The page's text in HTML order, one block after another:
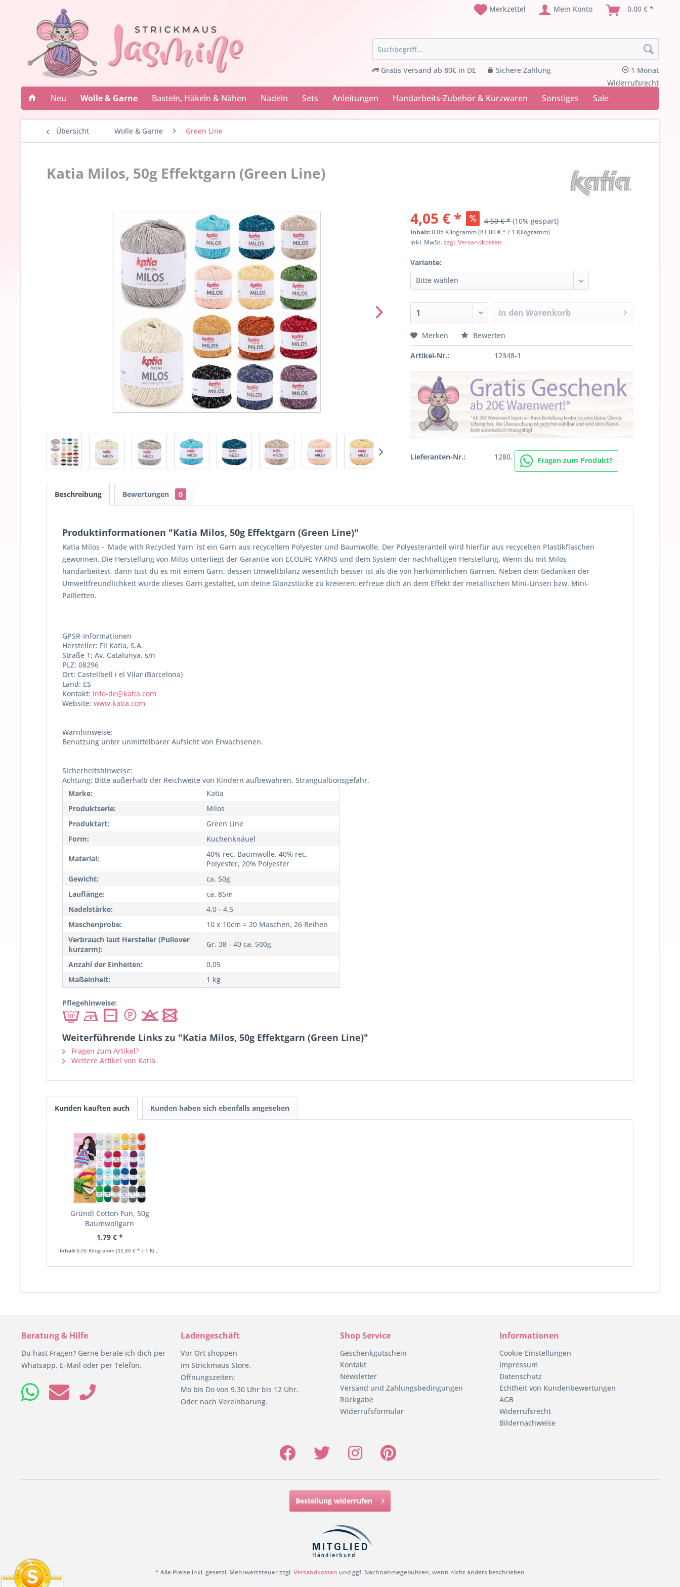
Merkzettel Mein Konto 0,00 € *
Gratis Versand ab 80€ in DE Sichere Zahlung
1 Monat
Widerrufsrecht
Neu Wolle & Garne Basteln, Häkeln & Nähen Nadeln Sets Anleitungen Handarbeits-Zubehör & Kurzwaren Sonstiges Sale
Übersicht Wolle & Garne Green Line
Katia Milos, 50g Effektgarn (Green Line)
4,05 € * 4,50 € * (10% gespart)
Inhalt:0.05 Kilogramm (81,00 € * / 1 Kilogramm)
inkl. MwSt.zzgl. Versandkosten
Variante:
In den Warenkorb
Merken Bewerten
Artikel-Nr.: 12348-1
Lieferanten-Nr.: 1280. Fragen zum Produkt?
Beschreibung Bewertungen 0
Produktinformationen "Katia Milos, 50g Effektgarn (Green Line)"
Katia Milos - 'Made with Recycled Yarn' ist ein Garn aus recyceltem Polyester und Baumwolle. Der Polyesteranteil wird hierfür aus recycelten Plastikflaschen
gewonnen. Die Herstellung von Milos unterliegt der Garantie von ECOLIFE YARNS und dem System der nachhaltigen Herstellung. Wenn du mit Milos
handarbeitest, dann tust du es mit einem Garn, dessen Umweltbilanz wesentlich besser ist als die von herkömmlichen Garnen. Neben dem Gedanken der
Umweltfreundlichkeit wurde dieses Garn gestaltet, um deine Glanzstücke zu kreieren: erfreue dich an dem Effekt der metallischen Mini-Linsen bzw. Mini-
Pailletten.
GPSR-Informationen
Hersteller: Fil Katia, S.A.
Straße 1: Av. Catalunya, s/n
PLZ: 08296
Ort: Castellbell i el Vilar (Barcelona)
Land: ES
Kontakt: info-de@katia.com
Website: www.katia.com
Warnhinweise:
Benutzung unter unmittelbarer Aufsicht von Erwachsenen.
Sicherheitshinweise:
Achtung: Bitte außerhalb der Reichweite von Kindern aufbewahren. Strangualtionsgefahr.
Marke:
Katia
Produktserie:
Milos
Produktart:
Green Line
Form:
Kuchenknäuel
Material:
40% rec. Baumwolle, 40% rec.
Polyester, 20% Polyester
Gewicht:
ca. 50g
Lauflänge:
ca. 85m
Nadelstärke:
4,0 - 4,5
Maschenprobe:
10 x 10cm = 20 Maschen, 26 Reihen
Verbrauch laut Hersteller (Pullover
kurzarm):
Gr. 38 - 40 ca. 500g
Anzahl der Einheiten:
0,05
Maßeinheit:
1 kg
Pflegehinweise:
Weiterführende Links zu "Katia Milos, 50g Effektgarn (Green Line)"
Fragen zum Artikel?
Weitere Artikel von Katia
Kunden kauften auch Kunden haben sich ebenfalls angesehen
Gründl Cotton Fun, 50g
Baumwollgarn
1,79 € *
Inhalt 0.05 Kilogramm (35,80 € * / 1 Kilogramm)
Beratung & Hilfe
Du hast Fragen? Gerne berate ich dich per
Whatsapp, E-Mail oder per Telefon.
Ladengeschäft
Vor Ort shoppen
im Strickmaus Store.
Öffnungszeiten:
Mo bis Do von 9.30 Uhr bis 12 Uhr.
Oder nach Vereinbarung.
Shop Service
Geschenkgutschein
Kontakt
Newsletter
Versand und Zahlungsbedingungen
Rückgabe
Widerrufsformular
Informationen
Cookie-Einstellungen
Impressum
Datenschutz
Echtheit von Kundenbewertungen
AGB
Widerrufsrecht
Bildernachweise
Bestellung widerrufen
* Alle Preise inkl. gesetzl. Mehrwertsteuer zzgl.Versandkosten und ggf. Nachnahmegebühren, wenn nicht anders beschrieben